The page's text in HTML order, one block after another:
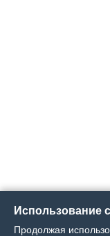
Использование
Продолжая